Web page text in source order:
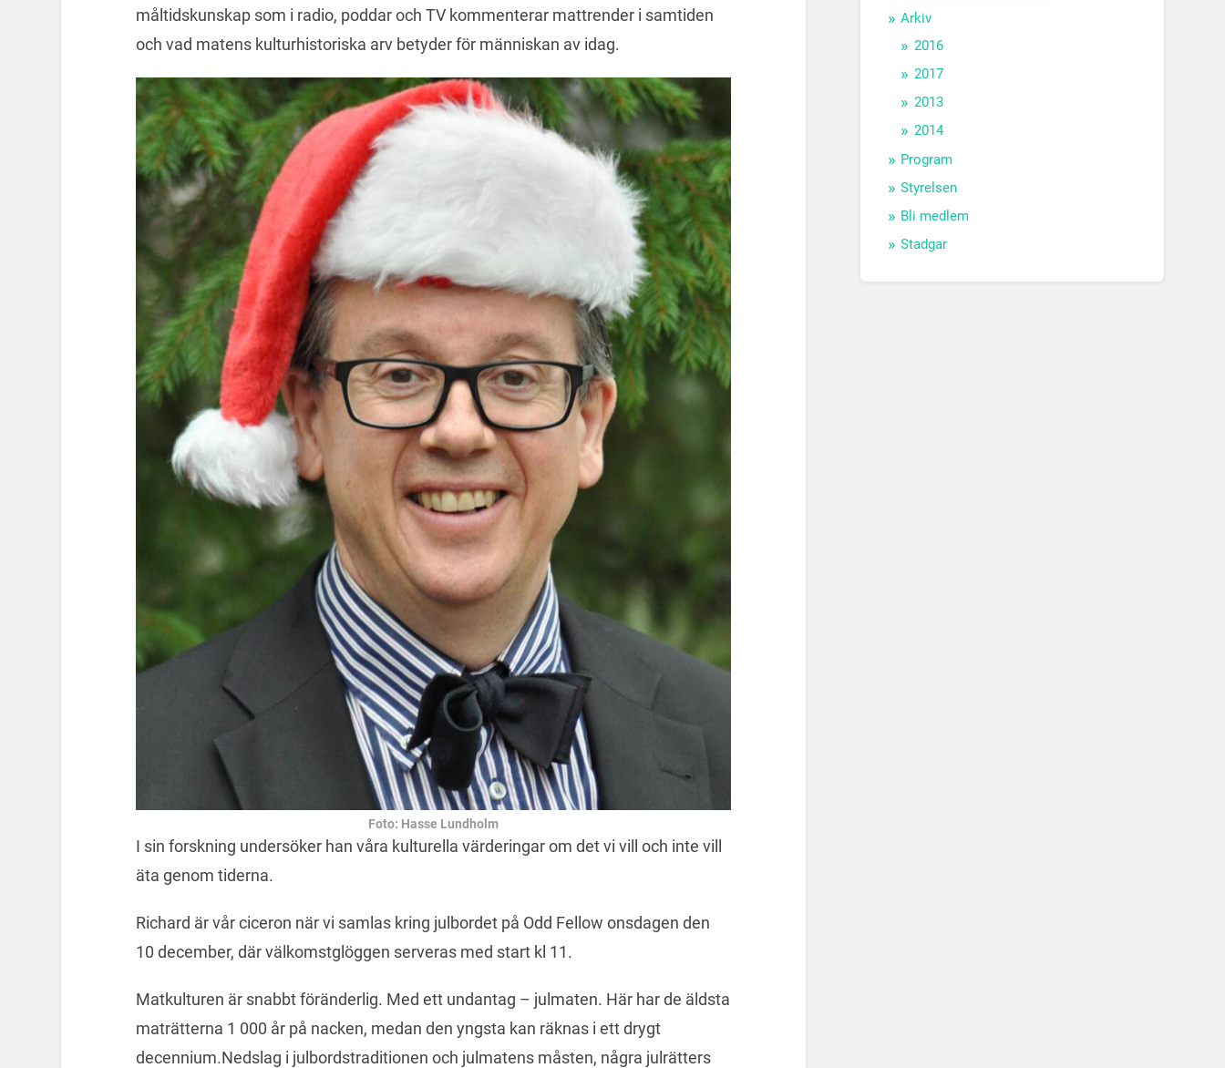
måltidskunskap som i radio, poddar och TV kommenterar mattrender i samtiden
och vad matens kulturhistoriska arv betyder för människan av idag.
Foto: Hasse Lundholm
I sin forskning undersöker han våra kulturella värderingar om det vi vill och inte vill
äta genom tiderna.
Richard är vår ciceron när vi samlas kring julbordet på Odd Fellow onsdagen den
10 december, där välkomstglöggen serveras med start kl 11.
Matkulturen är snabbt föränderlig. Med ett undantag – julmaten. Här har de äldsta
maträtterna 1 000 år på nacken, medan den yngsta kan räknas i ett drygt
decennium.Nedslag i julbordstraditionen och julmatens måsten, några julrätters
Arkiv
2016
2017
2013
2014
Program
Styrelsen
Bli medlem
Stadgar